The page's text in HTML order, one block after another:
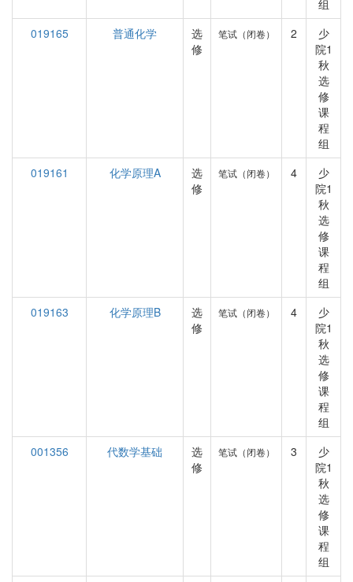
组
019165
普通化学
选
修
笔试（闭卷） 2
少
院1
秋
选
修
课
程
组
019161
化学原理A
选
修
笔试（闭卷） 4
少
院1
秋
选
修
课
程
组
019163
化学原理B
选
修
笔试（闭卷） 4
少
院1
秋
选
修
课
程
组
001356
代数学基础
选
修
笔试（闭卷） 3
少
院1
秋
选
修
课
程
组